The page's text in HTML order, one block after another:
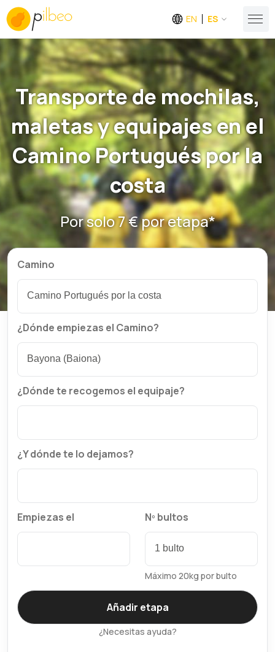
EN ES
Transporte de mochilas,
maletas y equipajes en el
Camino Portugués por la
costa
Por solo 7 € por etapa*
Camino
¿Dónde empiezas el Camino?
¿Dónde te recogemos el equipaje?
¿Y dónde te lo dejamos?
Empiezas el Nº bultos
Máximo 20kg por bulto
¿Necesitas ayuda?